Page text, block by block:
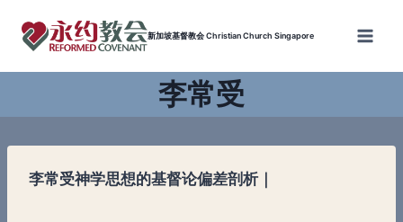
新加坡基督教会 Christian Church Singapore
李常受
李常受神学思想的基督论偏差剖析｜